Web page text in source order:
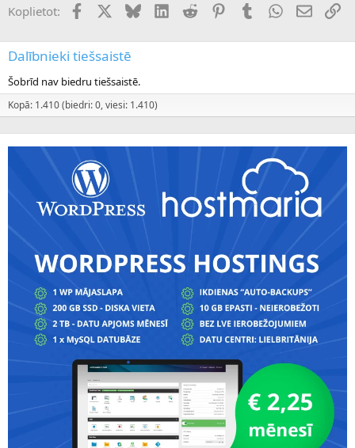
Koplietot: FacebookX (Twitter)
BlueskyLinkedInReddit PinterestTumblrWhatsApp
E-pasts
Dalībnieki tiešsaistē
Šobrīd nav biedru tiešsaistē.
Kopā: 1.410 (biedri: 0, viesi: 1.410)